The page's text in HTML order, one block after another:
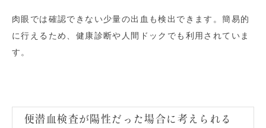
肉眼では確認できない少量の出血も検出できます。簡易的
に行えるため、健康診断や人間ドックでも利用されていま
す。
便潜血検査が陽性だった場合に考えられる